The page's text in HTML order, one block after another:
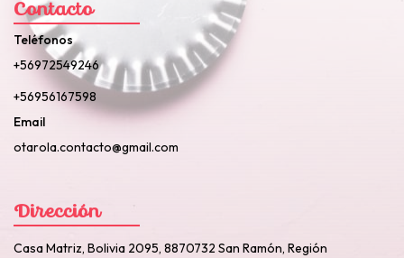
Contacto
Teléfonos
+56972549246
+56956167598
Email
otarola.contacto@gmail.com
Dirección
Casa Matriz, Bolivia 2095, 8870732 San Ramón, Región